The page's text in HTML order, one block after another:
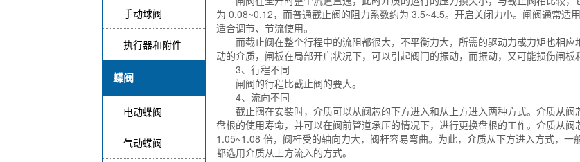
手动球阀
执行器和附件
蝶阀
电动蝶阀
气动蝶阀
为 0.08~0.12，而普通截止阀的阻力系数约为 3.5~4.5。开启关闭力小。闸阀通常适
适合调节、节流使用。
而截止阀在整个行程中的流阻都很大，不平衡力大，所需的驱动力或力矩也相应
动的介质，闸板在局部开启状况下，可以引起阀门的振动，而振动，又可能损伤闸板
3、行程不同
闸阀的行程比截止阀的要大。
4、流向不同
截止阀在安装时，介质可以从阀芯的下方进入和从上方进入两种方式。介质从阀
盘根的使用寿命，并可以在阀前管道承压的情况下，进行更换盘根的工作。介质从
1.05~1.08 倍，阀杆受的轴向力大，阀杆容易弯曲。为此，介质从下方进入方式，
都选用介质从上方流入的方式。